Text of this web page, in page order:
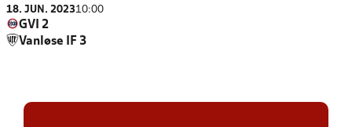
18. JUN. 202310:00
GVI 2
Vanløse IF 3